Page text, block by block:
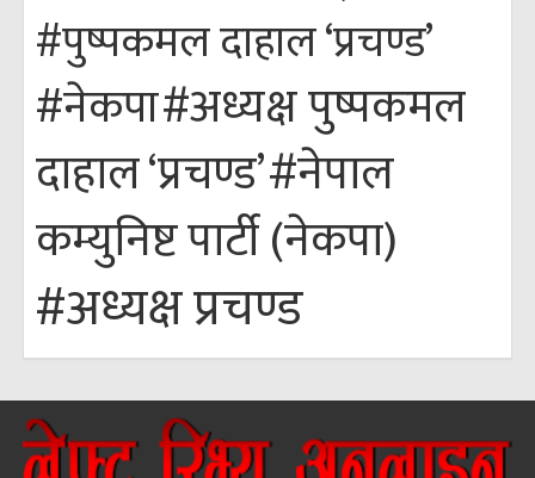
#पुष्पकमल दाहाल ‘प्रचण्ड’
#नेकपा#अध्यक्ष पुष्पकमल
दाहाल ‘प्रचण्ड’#नेपाल
कम्युनिष्ट पार्टी (नेकपा)
#अध्यक्ष प्रचण्ड